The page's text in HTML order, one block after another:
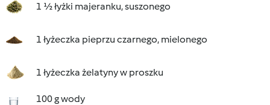
1 ½ łyżki majeranku, suszonego
1 łyżeczka pieprzu czarnego, mielonego
1 łyżeczka żelatyny w proszku
100 g wody